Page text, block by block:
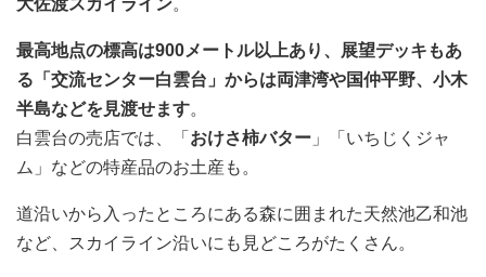
最高地点の標高は900メートル以上あり、展望デッキもあ
る「交流センター白雲台」からは両津湾や国仲平野、小木
半島などを見渡せます。
白雲台の売店では、「 おけさ柿バター 」「いちじくジャ
ム」などの特産品のお土産も。
道沿いから入ったところにある森に囲まれた天然池乙和池
など、スカイライン沿いにも見どころがたくさん。